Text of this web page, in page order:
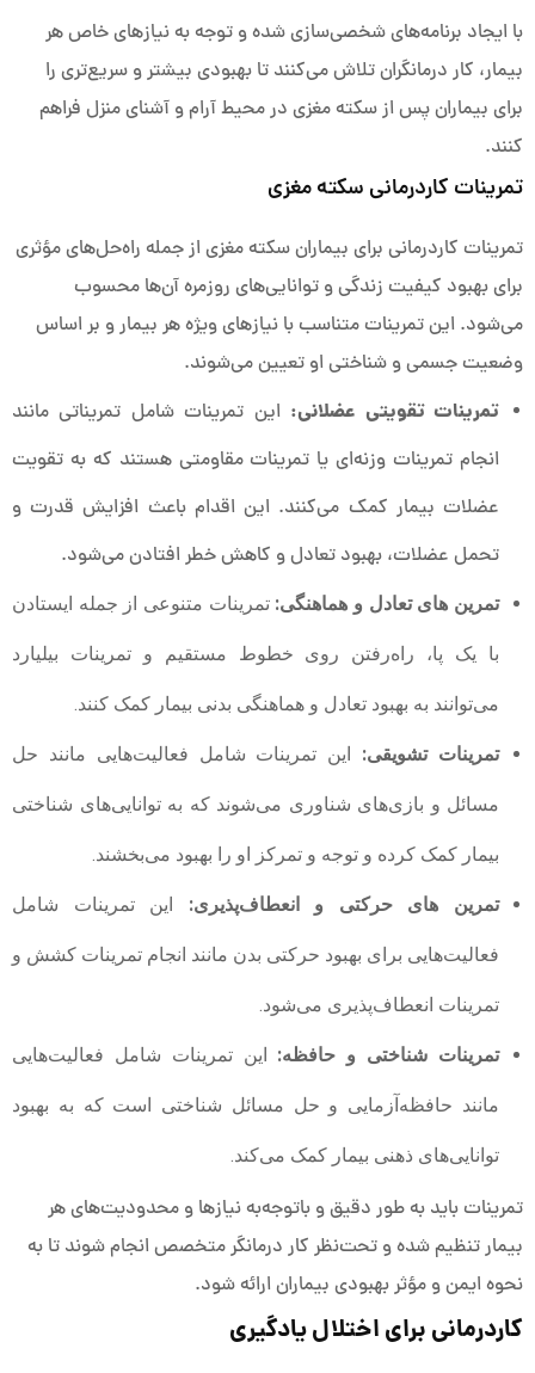
با ایجاد برنامه‌های شخصی‌سازی شده و توجه به نیازهای خاص هر
بیمار، کار درمانگران تلاش می‌کنند تا بهبودی بیشتر و سریع‌تری را
برای بیماران پس از سکته مغزی در محیط آرام و آشنای منزل فراهم
کنند.
تمرینات کاردرمانی سکته مغزی
تمرینات کاردرمانی برای بیماران سکته مغزی از جمله راه‌حل‌های مؤثری
برای بهبود کیفیت زندگی و توانایی‌های روزمره آن‌ها محسوب
می‌شود. این تمرینات متناسب با نیازهای ویژه هر بیمار و بر اساس
وضعیت جسمی و شناختی او تعیین می‌شوند.
تمرینات تقویتی عضلانی:این تمرینات شامل تمریناتی مانند
انجام تمرینات وزنه‌ای یا تمرینات مقاومتی هستند که به تقویت
عضلات بیمار کمک می‌کنند. این اقدام باعث افزایش قدرت و
تحمل عضلات، بهبود تعادل و کاهش خطر افتادن می‌شود.
تمرین های تعادل و هماهنگی: تمرینات متنوعی از جمله ایستادن
با یک پا، راه‌رفتن روی خطوط مستقیم و تمرینات بیلیارد
می‌توانند به بهبود تعادل و هماهنگی بدنی بیمار کمک کنند.
تمرینات تشویقی:این تمرینات شامل فعالیت‌هایی مانند حل
مسائل و بازی‌های شناوری می‌شوند که به توانایی‌های شناختی
بیمار کمک کرده و توجه و تمرکز او را بهبود می‌بخشند.
تمرین های حرکتی و انعطاف‌پذیری:این تمرینات شامل
فعالیت‌هایی برای بهبود حرکتی بدن مانند انجام تمرینات کشش و
تمرینات انعطاف‌پذیری می‌شود.
تمرینات شناختی و حافظه:این تمرینات شامل فعالیت‌هایی
مانند حافظه‌آزمایی و حل مسائل شناختی است که به بهبود
توانایی‌های ذهنی بیمار کمک می‌کند.
تمرینات باید به طور دقیق و باتوجه‌به نیازها و محدودیت‌های هر
بیمار تنظیم شده و تحت‌نظر کار درمانگر متخصص انجام شوند تا به
نحوه ایمن و مؤثر بهبودی بیماران ارائه شود.
کاردرمانی برای اختلال یادگیری